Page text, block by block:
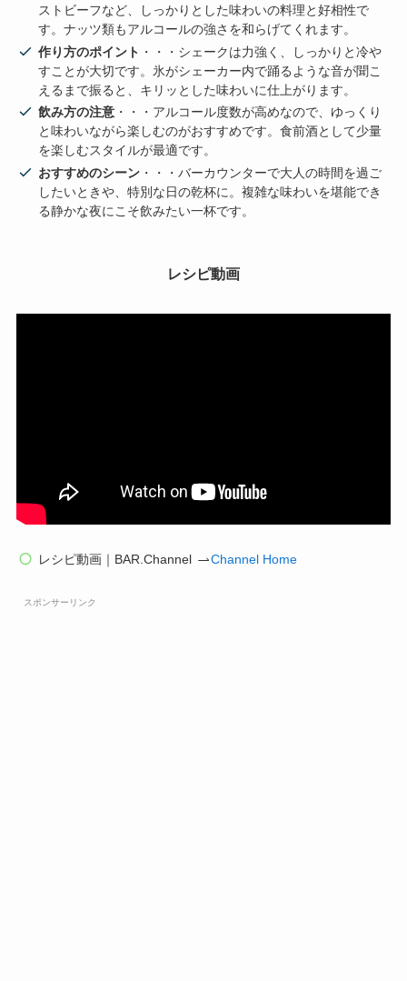
ストビーフなど、しっかりとした味わいの料理と好相性で
す。ナッツ類もアルコールの強さを和らげてくれます。
作り方のポイント ・・・シェークは力強く、しっかりと冷や
すことが大切です。氷がシェーカー内で踊るような音が聞こ
えるまで振ると、キリッとした味わいに仕上がります。
飲み方の注意 ・・・アルコール度数が高めなので、ゆっくり
と味わいながら楽しむのがおすすめです。食前酒として少量
を楽しむスタイルが最適です。
おすすめのシーン ・・・バーカウンターで大人の時間を過ご
したいときや、特別な日の乾杯に。複雑な味わいを堪能でき
る静かな夜にこそ飲みたい一杯です。
レシピ動画
レシピ動画｜BAR.Channel Channel Home
スポンサーリンク